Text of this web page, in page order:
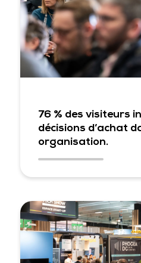
76 % des visiteurs
décisions d’achat
organisation.